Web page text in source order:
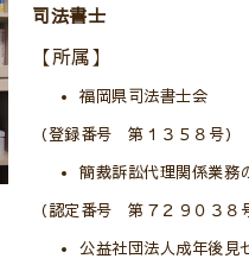
司法書士
【所属】
福岡県司法書士会
（登録番号 第１３５８号）
簡裁訴訟代理関係業務
（認定番号 第７２９０３８
公益社団法人成年後見